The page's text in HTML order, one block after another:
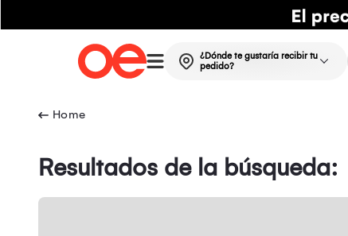
¿Dónde te gustaría recibir tu
pedido?
Resultados de la búsqueda: